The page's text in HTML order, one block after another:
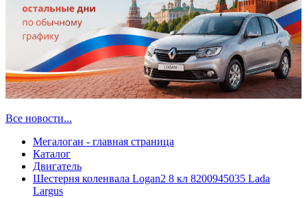
Все новости...
Мегалоган - главная страница
Каталог
Двигатель
Шестерня коленвала Logan2 8 кл 8200945035 Lada
Largus